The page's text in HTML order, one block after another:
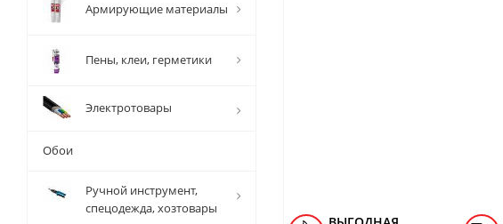
Армирующие материалы
Пены, клеи, герметики
Электротовары
Обои
Ручной инструмент,
спецодежда, хозтовары